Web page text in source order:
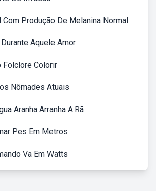
Com Produção De Melanina Normal
Aquele Amor
Folclore Colorir
Nômades Atuais
Aranha Arranha A Rã
Pes Em Metros
Va Em Watts